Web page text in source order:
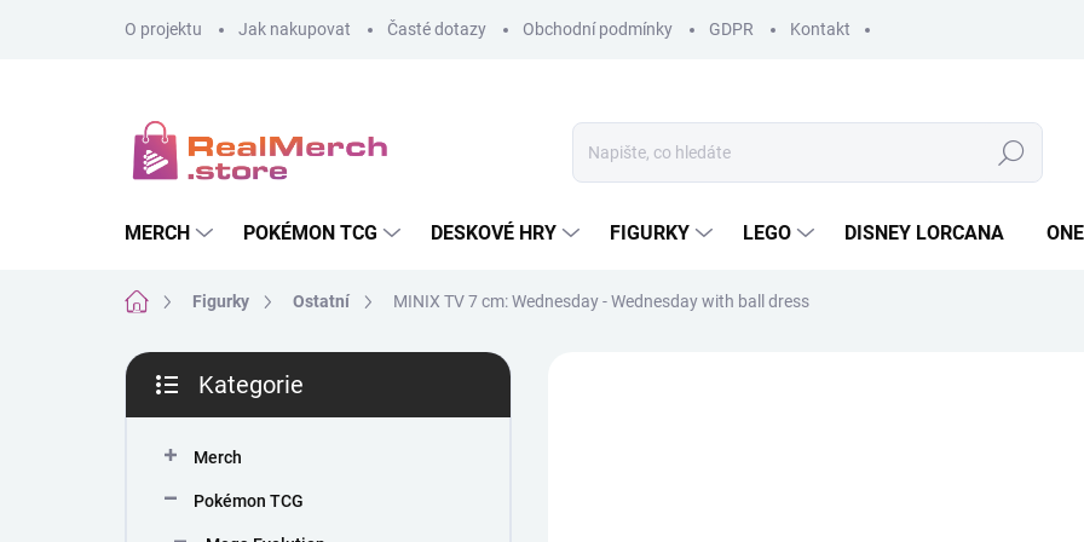
O projektu Jak nakupovat Časté dotazy Obchodní podmínky GDPR Kontakt
Hledat
MERCH POKÉMON TCG DESKOVÉ HRY FIGURKY LEGO DISNEY LORCANA
Domů Figurky Ostatní MINIX TV 7 cm: Wednesday - Wednesday with ball dress
P
s
kategorie
Kategorie
Merch
Pokémon TCG